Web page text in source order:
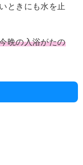
ときにも水を止
晩の入浴がたの